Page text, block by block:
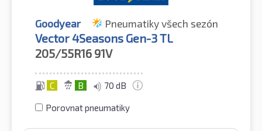
Goodyear Pneumatiky všech sezón
Vector 4Seasons Gen-3 TL
205/55R16 91V
C B 70 dB
Porovnat pneumatiky